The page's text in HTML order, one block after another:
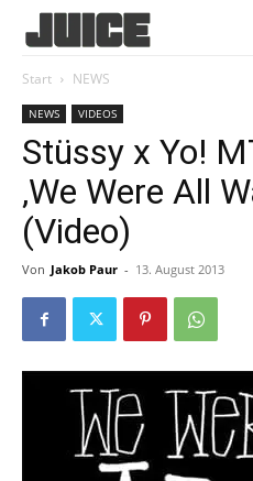
Start NEWS
NEWS VIDEOS
Stüssy x Yo!
‚We Were All
(Video)
Von Jakob Paur - 13. August 2013